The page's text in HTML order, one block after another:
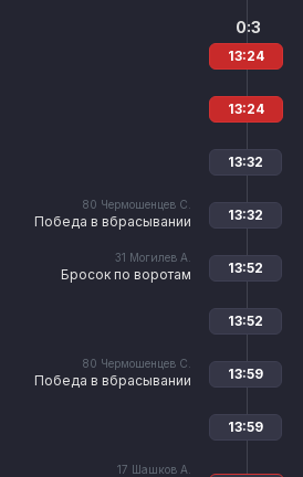
0:3
13:24
13:24
13:32
80 Чермошенцев С.
Победа в вбрасывании 13:32
31 Могилев А.
Бросок по воротам 13:52
13:52
80 Чермошенцев С.
Победа в вбрасывании 13:59
13:59
17 Шашков А.